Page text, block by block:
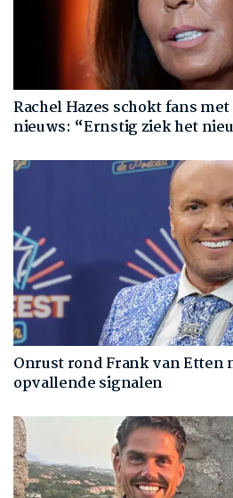
Rachel Hazes schokt fans
nieuws: “Ernstig ziek het
Onrust rond Frank van Etten
opvallende signalen